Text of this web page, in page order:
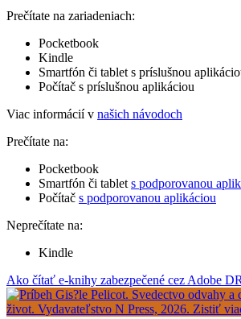
Prečítate na zariadeniach:
Pocketbook
Kindle
Smartfón či tablet s príslušnou
Počítač s príslušnou aplikáciou
Viac informácií v našich návodoch
Prečítate na:
Pocketbook
Smartfón či tablet s podporovanou
Počítač s podporovanou aplikáciou
Neprečítate na:
Kindle
Ako čítať e-knihy zabezpečené cez Adobe